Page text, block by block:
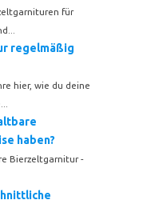
für
regelmäßig
hier, wie du deine
haben?
Bierzeltgarnitur -